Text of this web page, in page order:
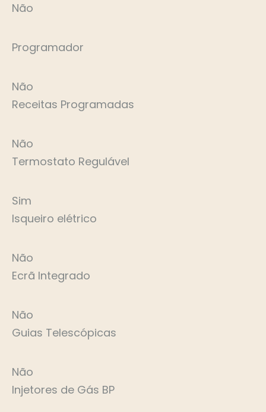
Não
Programador
Não
Receitas Programadas
Não
Termostato Regulável
Sim
Isqueiro elétrico
Não
Ecrã Integrado
Não
Guias Telescópicas
Não
Injetores de Gás BP